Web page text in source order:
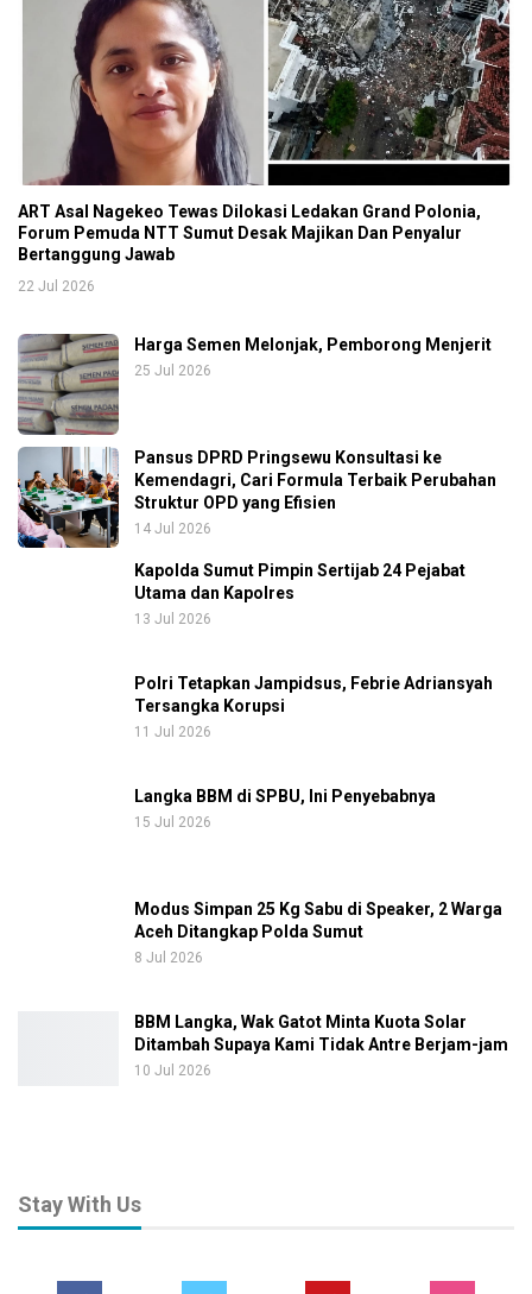
ART Asal Nagekeo Tewas Dilokasi Ledakan Grand Polonia,
Forum Pemuda NTT Sumut Desak Majikan Dan Penyalur
Bertanggung Jawab
22 Jul 2026
Harga Semen Melonjak, Pemborong Menjerit
25 Jul 2026
Pansus DPRD Pringsewu Konsultasi ke
Kemendagri, Cari Formula Terbaik Perubahan
Struktur OPD yang Efisien
14 Jul 2026
Kapolda Sumut Pimpin Sertijab 24 Pejabat
Utama dan Kapolres
13 Jul 2026
Polri Tetapkan Jampidsus, Febrie Adriansyah
Tersangka Korupsi
11 Jul 2026
Langka BBM di SPBU, Ini Penyebabnya
15 Jul 2026
Modus Simpan 25 Kg Sabu di Speaker, 2 Warga
Aceh Ditangkap Polda Sumut
8 Jul 2026
BBM Langka, Wak Gatot Minta Kuota Solar
Ditambah Supaya Kami Tidak Antre Berjam-jam
10 Jul 2026
Stay With Us